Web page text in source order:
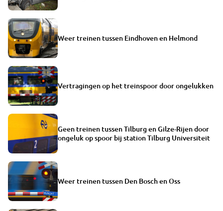
Weer treinen tussen Eindhoven en Helmond
Vertragingen op het treinspoor door ongelukken
Geen treinen tussen Tilburg en Gilze-Rijen door
ongeluk op spoor bij station Tilburg Universiteit
Weer treinen tussen Den Bosch en Oss